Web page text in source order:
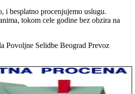
i besplatno procenjujemo uslugu.
tokom cele godine bez obzira na